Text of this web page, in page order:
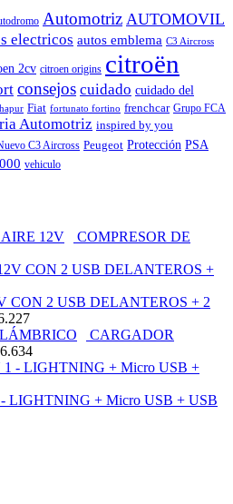
Automotriz AUTOMOVIL
electricos autos emblema C3 Aircross
2cv citroen origins citroën
consejos cuidado cuidado del
Fiat fortunato fortino frenchcar Grupo FCA
Automotriz inspired by you
C3 Aircross Peugeot Protección PSA
vehiculo
COMPRESOR DE
CON 2 USB DELANTEROS + 2
CARGADOR
LIGHTNING + Micro USB + USB